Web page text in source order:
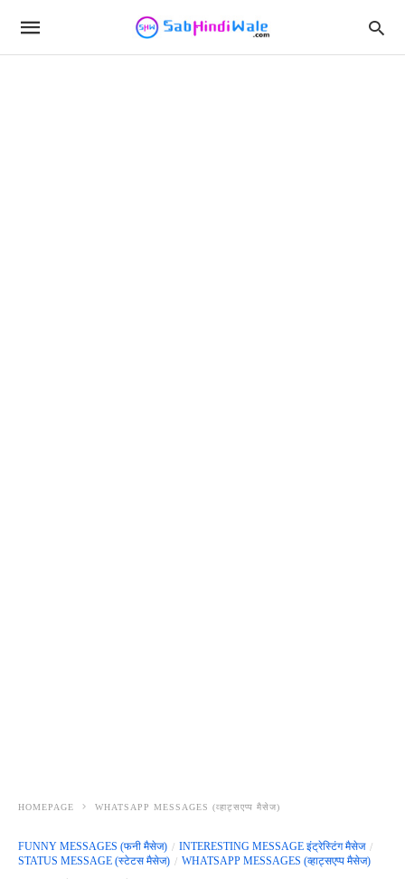
HOMEPAGE WHATSAPP MESSAGES (व्हाट्सएप्प मैसेज)
FUNNY MESSAGES (फनी मैसेज)
INTERESTING MESSAGE इंट्रेस्टिंग मैसेज
STATUS MESSAGE (स्टेटस मैसेज)
WHATSAPP MESSAGES (व्हाट्सएप्प मैसेज)